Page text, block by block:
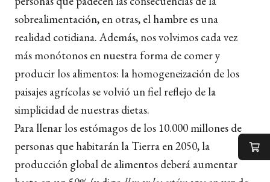
sobrealimentación, en otras, el hambre es una
realidad cotidiana. Además, nos volvimos cada vez
más monótonos en nuestra forma de comer y
producir los alimentos: la homogeneización de los
paisajes agrícolas se volvió un fiel reflejo de la
simplicidad de nuestras dietas.
Para llenar los estómagos de los 10.000 millones de
personas que habitarán la Tierra en 2050, la
producción global de alimentos deberá aumentar